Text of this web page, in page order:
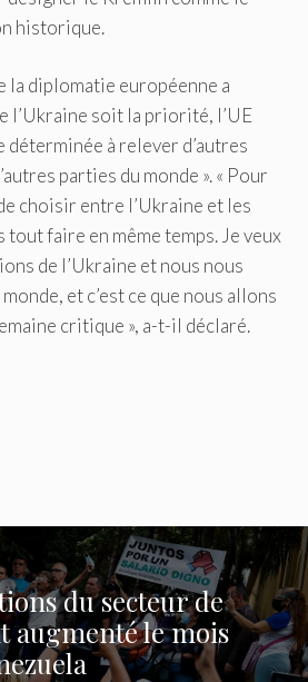
historique.
la diplomatie européenne a
l’Ukraine soit la priorité, l’UE
déterminée à relever d’autres
parties du monde ». « Pour
choisir entre l’Ukraine et les
tout faire en même temps. Je veux
de l’Ukraine et nous nous
et c’est ce que nous allons
critique », a-t-il déclaré.
du secteur de
augmenté le mois